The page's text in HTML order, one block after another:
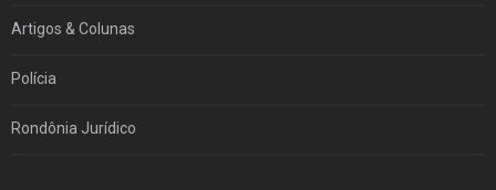
Artigos & Colunas
Polícia
Rondônia Jurídico